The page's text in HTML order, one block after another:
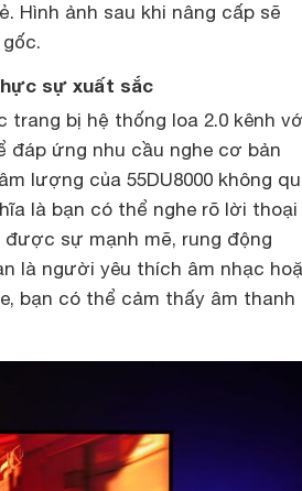
Hình ảnh sau khi nâng cấp sẽ
sự xuất sắc
trang bị hệ thống loa 2.0 kênh
đáp ứng nhu cầu nghe cơ bản
lượng của 55DU8000 không
là bạn có thể nghe rõ lời thoại
sự mạnh mẽ, rung động
là người yêu thích âm nhạc
bạn có thể cảm thấy âm thanh